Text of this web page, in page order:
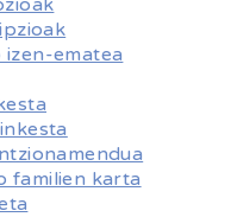
ematea
familien karta